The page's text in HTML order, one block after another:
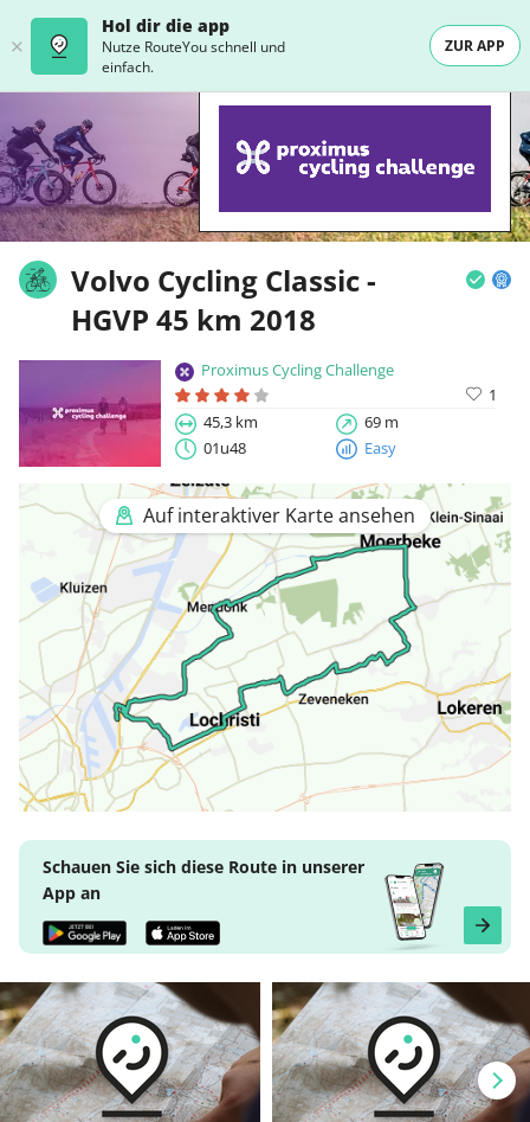
Hol dir die app
Nutze RouteYou schnell und
einfach.
ZUR APP
Volvo Cycling Classic -
HGVP 45 km 2018
Proximus Cycling Challenge
1
45,3 km
69 m
01u48
Easy
Auf interaktiver Karte ansehen
Schauen Sie sich diese Route in unserer
App an